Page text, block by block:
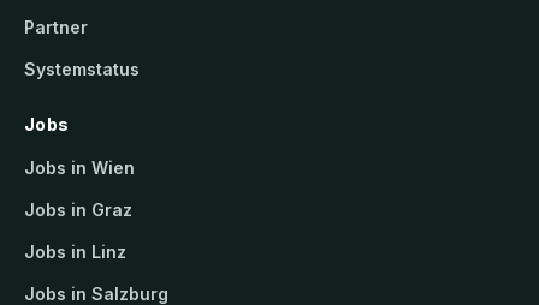
Partner
Systemstatus
Jobs
Jobs in Wien
Jobs in Graz
Jobs in Linz
Jobs in Salzburg